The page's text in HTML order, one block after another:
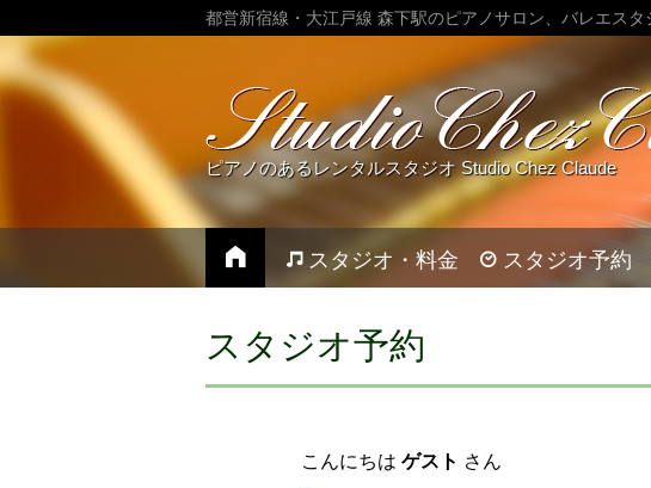
都営新宿線・大江戸線 森下駅のピアノサロン、バレエスタ
ピアノのあるレンタルスタジオ Studio Chez Claude
スタジオ・料金 スタジオ予約
スタジオ予約
こんにちは ゲスト さん